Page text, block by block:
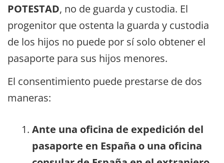
POTESTAD, no de guarda y custodia. El
progenitor que ostenta la guarda y custodia
de los hijos no puede por sí solo obtener el
pasaporte para sus hijos menores.
El consentimiento puede prestarse de dos
maneras:
Ante una oficina de expedición del
pasaporte en España o una oficina